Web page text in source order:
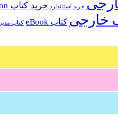
خرید استاندارد خرید کتاب amazon
خارجی کتاب eBook کتاب